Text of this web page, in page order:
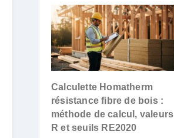
Calculette Homatherm
résistance fibre de bois :
méthode de calcul, valeurs
R et seuils RE2020